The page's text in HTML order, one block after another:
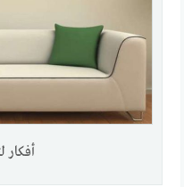
أفكار